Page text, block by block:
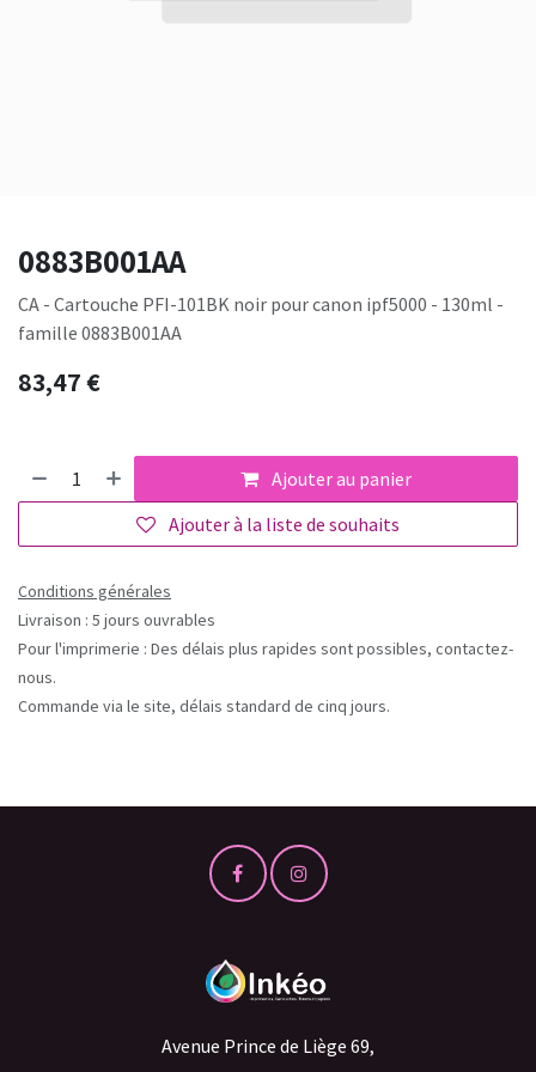
0883B001AA
CA - Cartouche PFI-101BK noir pour canon ipf5000 - 130ml -
famille 0883B001AA
83,47€
Ajouter au panier
Ajouter à la liste de souhaits
Conditions générales
Livraison : 5 jours ouvrables
Pour l'imprimerie : Des délais plus rapides sont possibles, contactez-
nous.
Commande via le site, délais standard de cinq jours.
Avenue Prince de Liège 69,